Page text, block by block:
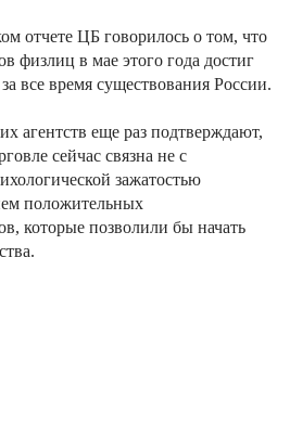
отчете ЦБ говорилось о том, что
физлиц в мае этого года достиг
все время существования России.
агентств еще раз подтверждают,
сейчас связна не с
зажатостью
положительных
которые позволили бы начать